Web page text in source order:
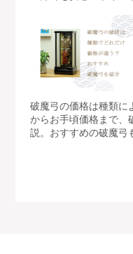
破魔弓の価格は種類に
からお手頃価格まで、
説。おすすめの破魔弓